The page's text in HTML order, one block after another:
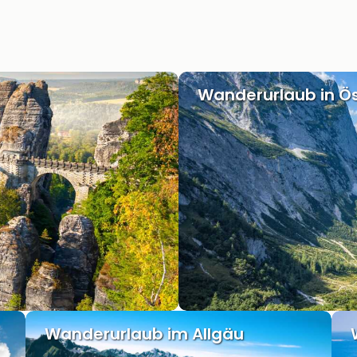
Wanderurlaub in
Wanderurlaub im Allgäu